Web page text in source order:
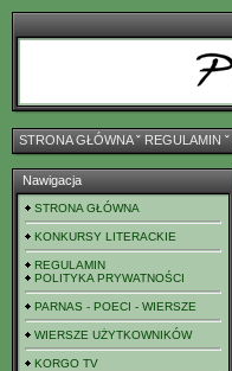
STRONA GŁÓWNAˇ REGULAMIN ˇ
Nawigacja
STRONA GŁÓWNA
KONKURSY LITERACKIE
REGULAMIN
POLITYKA PRYWATNOŚCI
PARNAS - POECI - WIERSZE
WIERSZE UŻYTKOWNIKÓW
KORGO TV